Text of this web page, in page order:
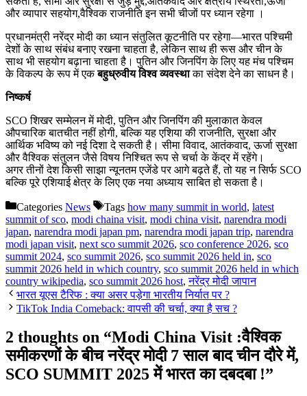
और व्यापार सहयोग,वैश्विक राजनीति इन सभी चीजों पर ध्यान रहेगा ।
प्रधानमंत्री नरेंद्र मोदी का ध्यान संतुलित कूटनीति पर रहेगा—भारत पश्चिमी
देशों के साथ संबंध बनाए रखना चाहता है, लेकिन साथ ही रूस और चीन के
साथ भी सहयोग बढ़ाना चाहता है। पुतिन और जिनपिंग के लिए यह मंच पश्चिम
के विकल्प के रूप में एकबहुध्रुवीय विश्व व्यवस्थाका संदेश देने का साधन है।
निष्कर्ष
SCO शिखर सम्मेलन में मोदी, पुतिन और जिनपिंग की मुलाकात केवल
औपचारिक बातचीत नहीं होगी, बल्कि यह एशिया की राजनीति, सुरक्षा और
आर्थिक भविष्य को नई दिशा दे सकती है। सीमा विवाद, आतंकवाद, ऊर्जा सुरक्षा
और वैश्विक संतुलन जैसे विषय निश्चित रूप से चर्चा के केंद्र में रहेंगे।
अगर तीनों देश किसी साझा न्यूनतम एजेंडे पर आगे बढ़ते हैं, तो यह न सिर्फ SCO
बल्कि पूरे एशियाई क्षेत्र के लिए एक नया अध्याय साबित हो सकता है।
Categories News Tags how many summit in world, latest
summit of sco, modi chaina visit, modi china visit, narendra modi
japan, narendra modi japan pm, narendra modi japan trip, narendra
modi japan visit, next sco summit 2026, sco conference 2026, sco
summit 2024, sco summit 2026, sco summit 2026 held in, sco
summit 2026 held in which country, sco summit 2026 held in which
country wikipedia, sco summit 2026 host,नरेंद्र मोदी जापान
भारत यूएस टैरिफ : क्या असर पड़ेगा भारतीय निर्यात पर ?
TikTok India Comeback: वापसी की चर्चा, क्या है सच ?
2 thoughts on “Modi China Visit :वैश्विक
समीकरणों के बीच नरेंद्र मोदी 7 साल बाद चीन दौरे में,
SCO SUMMIT 2025 में भारत का दबदबा !”